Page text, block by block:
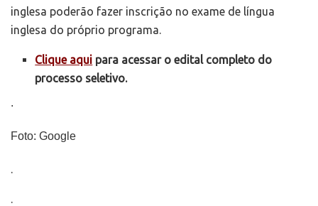
inglesa poderão fazer inscrição no exame de língua
inglesa do próprio programa.
Clique aqui para acessar o edital completo do
processo seletivo.
.
Foto: Google
.
.